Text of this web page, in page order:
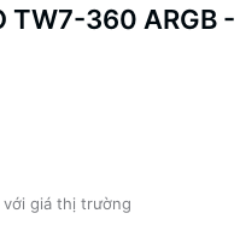
TW7-360 ARGB -
giá thị trường